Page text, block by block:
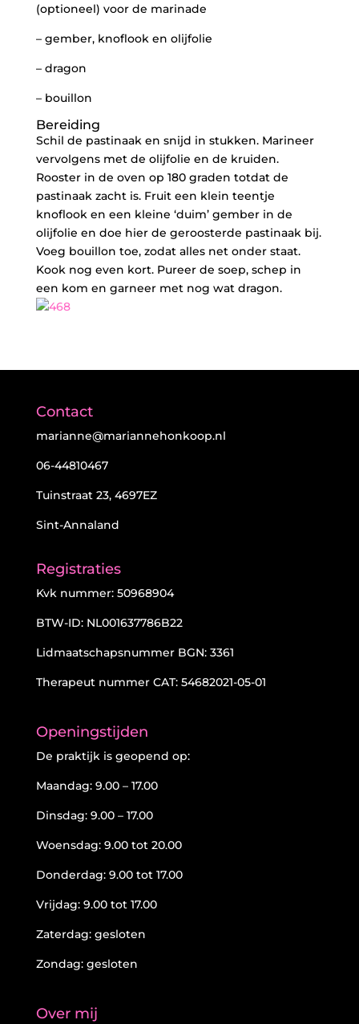
(optioneel) voor de marinade
– gember, knoflook en olijfolie
– dragon
– bouillon
Bereiding
Schil de pastinaak en snijd in stukken. Marineer
vervolgens met de olijfolie en de kruiden.
Rooster in de oven op 180 graden totdat de
pastinaak zacht is. Fruit een klein teentje
knoflook en een kleine ‘duim’ gember in de
olijfolie en doe hier de geroosterde pastinaak bij.
Voeg bouillon toe, zodat alles net onder staat.
Kook nog even kort. Pureer de soep, schep in
een kom en garneer met nog wat dragon.
Contact
marianne@mariannehonkoop.nl
06-44810467
Tuinstraat 23, 4697EZ
Sint-Annaland
Registraties
Kvk nummer: 50968904
BTW-ID: NL001637786B22
Lidmaatschapsnummer BGN: 3361
Therapeut nummer CAT: 54682021-05-01
Openingstijden
De praktijk is geopend op:
Maandag: 9.00 – 17.00
Dinsdag: 9.00 – 17.00
Woensdag: 9.00 tot 20.00
Donderdag: 9.00 tot 17.00
Vrijdag: 9.00 tot 17.00
Zaterdag: gesloten
Zondag: gesloten
Over mij